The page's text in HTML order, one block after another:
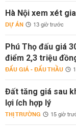
Hà Nội xem xét
DỰ ÁN 13 giờ trước
Phú Thọ đấu giá
điểm 2,3 triệu
ĐẤU GIÁ - ĐẤU THẦU
Đất tăng giá sau
lợi ích hợp lý
THỊ TRƯỜNG 15 giờ